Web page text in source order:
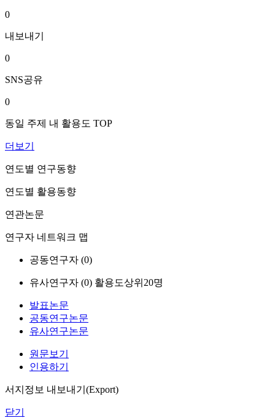
0
내보내기
0
SNS공유
0
동일 주제 내 활용도 TOP
더보기
연도별 연구동향
연도별 활용동향
연관논문
연구자 네트워크 맵
공동연구자 (0)
유사연구자 (0) 활용도상위20명
발표논문
공동연구논문
유사연구논문
원문보기
인용하기
서지정보 내보내기(Export)
닫기